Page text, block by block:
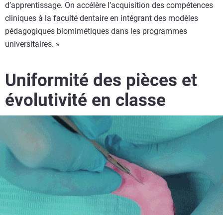
d’apprentissage. On accélère l’acquisition des compétences
cliniques à la faculté dentaire en intégrant des modèles
pédagogiques biomimétiques dans les programmes
universitaires. »
Uniformité des pièces et
évolutivité en classe